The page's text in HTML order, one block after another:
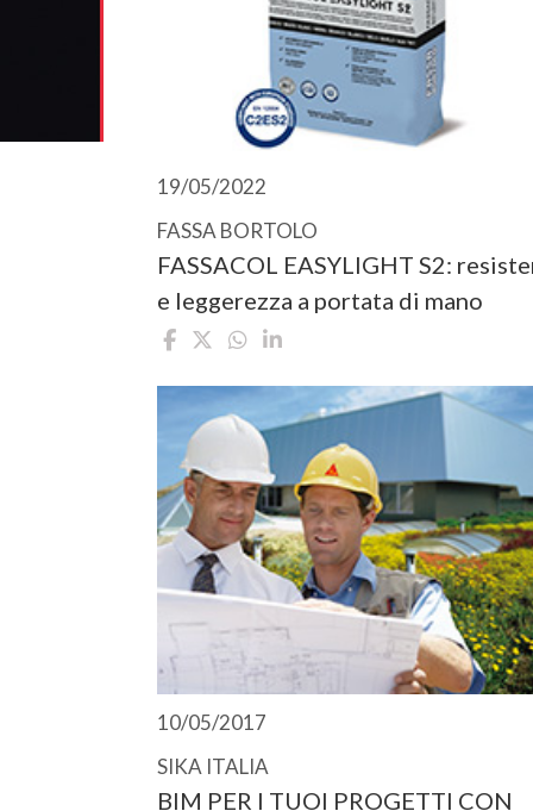
19/05/2022
FASSA BORTOLO
FASSACOL EASYLIGHT S2:
e leggerezza a portata di mano
10/05/2017
SIKA ITALIA
BIM PER I TUOI PROGETTI CON